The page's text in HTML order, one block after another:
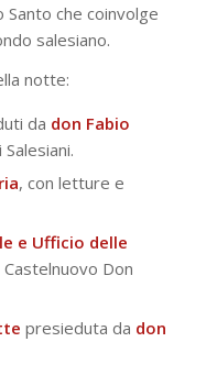
che coinvolge
salesiano.
notte:
da don Fabio
, con letture e
e Ufficio delle
Don
presieduta da don